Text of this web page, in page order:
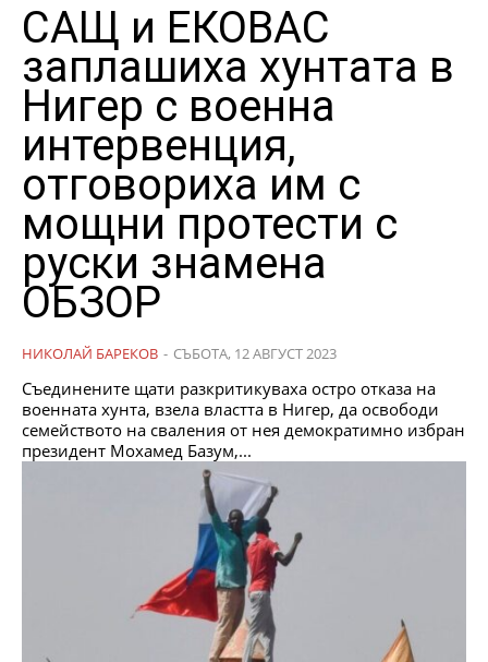
САЩ и ЕКОВАС
заплашиха хунтата в
Нигер с военна
интервенция,
отговориха им с
мощни протести с
руски знамена
ОБЗОР
НИКОЛАЙ БАРЕКОВ - СЪБОТА, 12 АВГУСТ 2023
Съединените щати разкритикуваха остро отказа на
военната хунта, взела властта в Нигер, да освободи
семейството на сваления от нея демократимно избран
президент Мохамед Базум,...